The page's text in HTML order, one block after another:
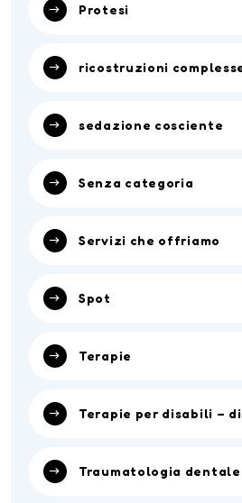
Protesi
ricostruzioni
sedazione cosciente
Senza categoria
Servizi che offriamo
Spot
Terapie
Terapie per disabili –
Traumatologia dentale